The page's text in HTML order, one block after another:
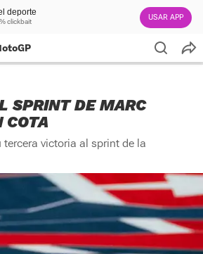
deporte
clickbait USAR APP
SPRINT DE MARC
COTA
tercera victoria al sprint de la